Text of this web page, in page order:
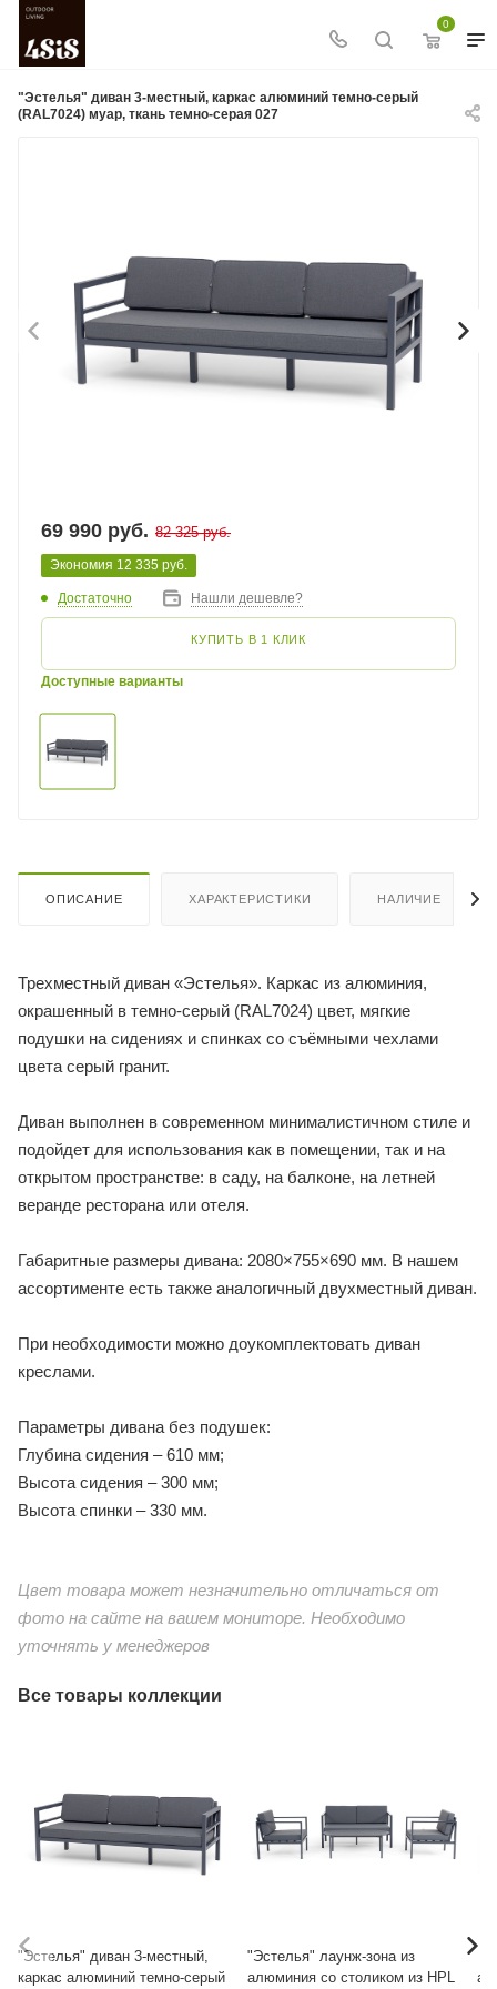
0
"Эстелья" диван 3-местный, каркас алюминий темно-серый
(RAL7024) муар, ткань темно-серая 027
69 990 руб. 82 325руб.
Экономия 12 335 руб.
Достаточно Нашли дешевле?
Доступные варианты
КУПИТЬ В 1 КЛИК
ОПИСАНИЕ ХАРАКТЕРИСТИКИ НАЛИЧИЕ
Трехместный диван «Эстелья». Каркас из алюминия,
окрашенный в темно-серый (RAL7024) цвет, мягкие
подушки на сидениях и спинках со съёмными чехлами
цвета серый гранит.
Диван выполнен в современном минималистичном стиле и
подойдет для использования как в помещении, так и на
открытом пространстве: в саду, на балконе, на летней
веранде ресторана или отеля.
Габаритные размеры дивана: 2080×755×690 мм. В нашем
ассортименте есть также аналогичный двухместный диван.
При необходимости можно доукомплектовать диван
креслами.
Параметры дивана без подушек:
Глубина сидения – 610 мм;
Высота сидения – 300 мм;
Высота спинки – 330 мм.
Цвет товара может незначительно отличаться от
фото на сайте на вашем мониторе. Необходимо
уточнять у менеджеров
Все товары коллекции
"Эстелья" диван 3-местный,
каркас алюминий темно-серый
"Эстелья" лаунж-зона из
алюминия со столиком из HPL